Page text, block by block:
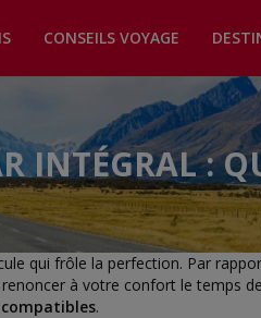
CONSEILS VOYAGE
INTÉGRAL :
qui frôle la perfection. Par
à votre confort le temps
.